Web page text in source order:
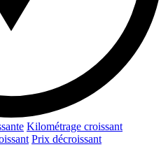
Kilométrage croissant
Prix décroissant